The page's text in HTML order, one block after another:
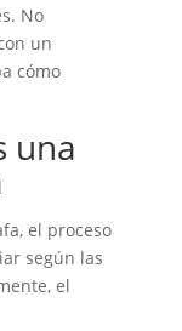
No
un
cómo
una
el proceso
según las
el